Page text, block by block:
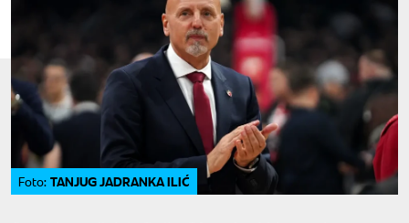
Foto: TANJUG JADRANKA ILIĆ